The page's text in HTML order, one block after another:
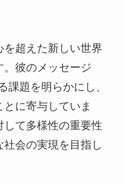
超えた新しい世界
。彼のメッセージ
課題を明らかにし、
に寄与していま
て多様性の重要性
会の実現を目指し